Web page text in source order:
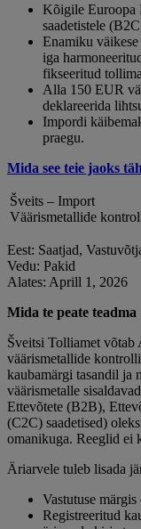
Kõigile Euroopa
saadetistele
Enamiku
iga
fikseeritud
Alla 150 EUR
deklareerida
Impordi
praegu.
Mida see teie jaoks
Šveits – Import
Väärismetallide
Eest: Saatjad,
Vedu: Pakid
Alates: Aprill 1, 2026
Mida te peate teadma
Šveitsi Tolliamet võtab
väärismetallide
kaubamärgi tasandil ja
väärismetalle
Ettevõtete (B2B),
(C2C) saadetised)
omanikuga. Reeglid ei
Äriarvele tuleb lisada
Vastutuse
Registreeritud